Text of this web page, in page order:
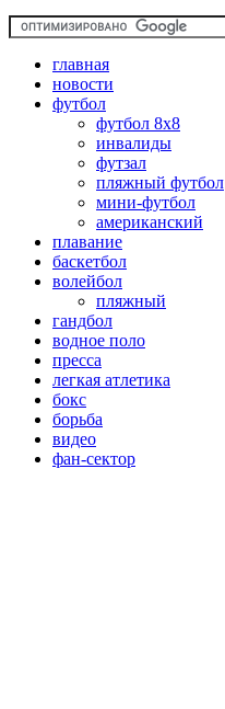
главная
новости
футбол
футбол 8х8
инвалиды
футзал
пляжный футбол
мини-футбол
американский
плавание
баскетбол
волейбол
пляжный
гандбол
водное поло
пресса
легкая атлетика
бокс
борьба
видео
фан-сектор